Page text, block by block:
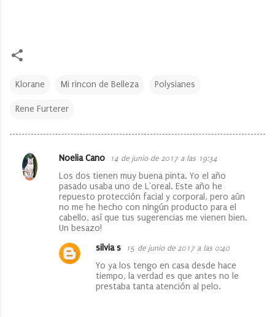
Klorane Mi rincon de Belleza Polysianes
Rene Furterer
C
o
Noelia Cano 14 de junio de 2017 a las 19:34
Los dos tienen muy buena pinta. Yo el año
pasado usaba uno de L'oreal. Este año he
repuesto protección facial y corporal, pero aún
no me he hecho con ningún producto para el
cabello, así que tus sugerencias me vienen bien.
Un besazo!
silvia s 15 de junio de 2017 a las 0:40
Yo ya los tengo en casa desde hace
tiempo, la verdad es que antes no le
prestaba tanta atención al pelo.